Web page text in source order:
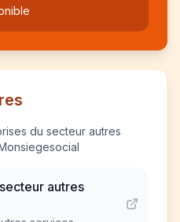
du secteur autres
autres